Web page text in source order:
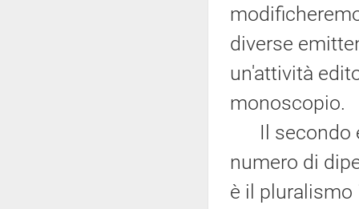
diverse
un'attività
monoscopio.
Il secondo
numero di
è il pluralismo